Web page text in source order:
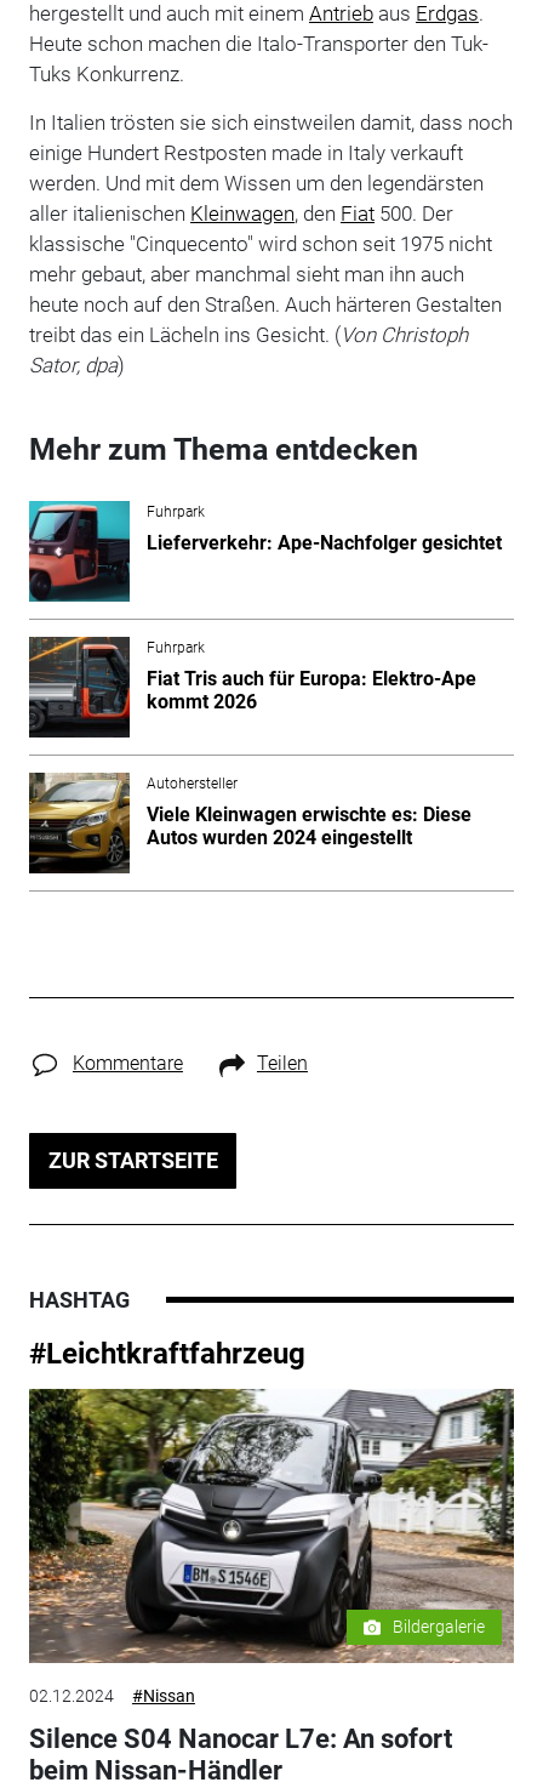
hergestellt und auch mit einem Antriebaus Erdgas.
Heute schon machen die Italo-Transporter den Tuk-
Tuks Konkurrenz.
In Italien trösten sie sich einstweilen damit, dass noch
einige Hundert Restposten made in Italy verkauft
werden. Und mit dem Wissen um den legendärsten
aller italienischen Kleinwagen, den Fiat500. Der
klassische "Cinquecento" wird schon seit 1975 nicht
mehr gebaut, aber manchmal sieht man ihn auch
heute noch auf den Straßen. Auch härteren Gestalten
treibt das ein Lächeln ins Gesicht. (Von Christoph
Sator, dpa)
Mehr zum Thema entdecken
Fuhrpark
Lieferverkehr: Ape-Nachfolger gesichtet
Fuhrpark
Fiat Tris auch für Europa: Elektro-Ape
kommt 2026
Autohersteller
Viele Kleinwagen erwischte es: Diese
Autos wurden 2024 eingestellt
Kommentare Teilen
ZUR STARTSEITE
HASHTAG
#Leichtkraftfahrzeug
Bildergalerie
02.12.2024 #Nissan
Silence S04 Nanocar L7e: An sofort
beim Nissan-Händler